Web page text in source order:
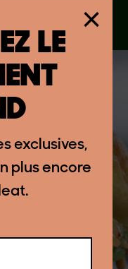
LE
exclusives,
plus encore
×